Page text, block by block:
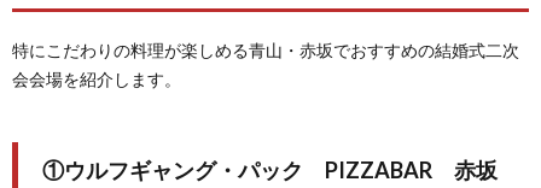
特にこだわりの料理が楽しめる青山・赤坂でおすすめの結婚式二次
会会場を紹介します。
①ウルフギャング・パック PIZZABAR 赤坂